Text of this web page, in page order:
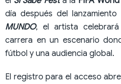
día después del lanzamiento
MUNDO, el artista
carrera en un escenario
fútbol y una audiencia global.
El registro para el acceso